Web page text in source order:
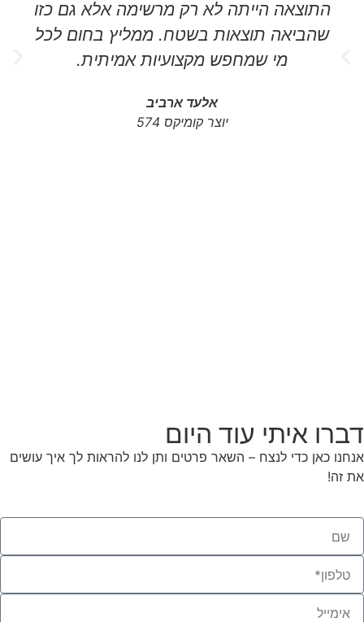
התוצאה הייתה לא רק מרשימה אלא גם כזו
שהביאה תוצאות בשטח. ממליץ בחום לכל
מי שמחפש מקצועיות אמיתית.
אלעד ארביב
יוצר קומיקס 574
דברו איתי עוד היום
אנחנו כאן כדי לנצח – השאר פרטים ותן לנו להראות לך איך עושים
את זה!